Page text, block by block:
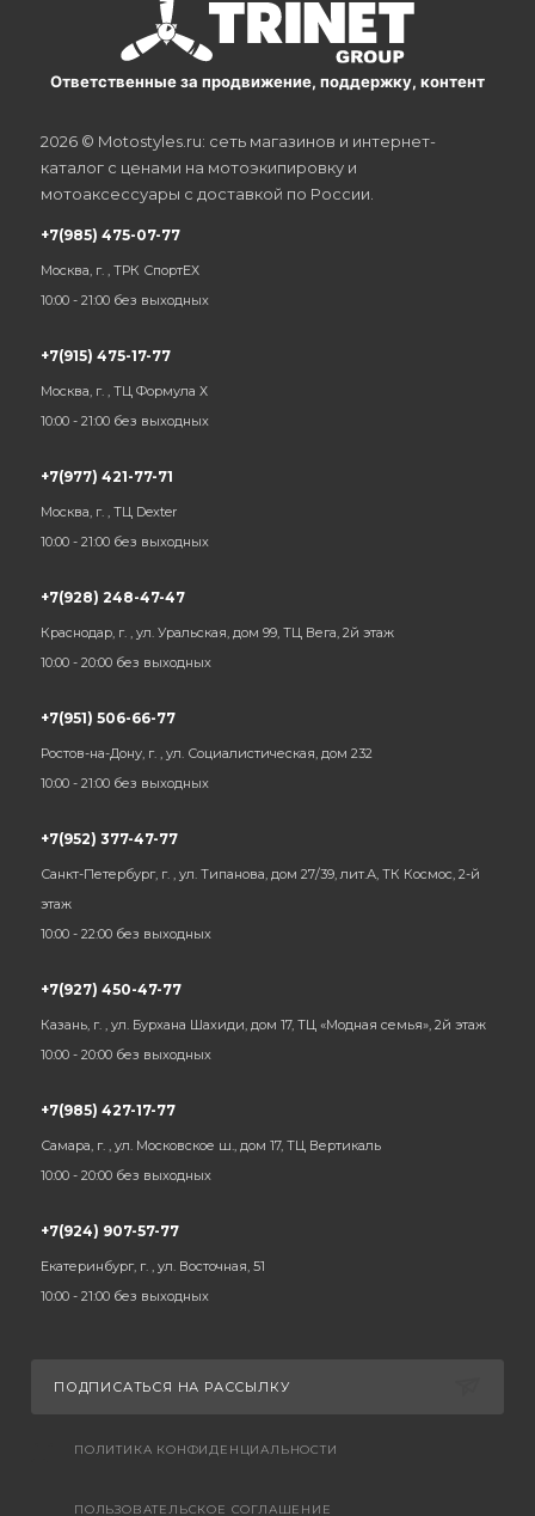
Ответственные за продвижение, поддержку, контент
2026 © Motostyles.ru: сеть магазинов и интернет-
каталог с ценами на мотоэкипировку и
мотоаксессуары с доставкой по России.
+7(985) 475-07-77
Москва, г. , ТРК СпортЕХ
10:00 - 21:00 без выходных
+7(915) 475-17-77
Москва, г. , ТЦ Формула Х
10:00 - 21:00 без выходных
+7(977) 421-77-71
Москва, г. , ТЦ Dexter
10:00 - 21:00 без выходных
+7(928) 248-47-47
Краснодар, г. , ул. Уральская, дом 99, ТЦ Вега, 2й этаж
10:00 - 20:00 без выходных
+7(951) 506-66-77
Ростов-на-Дону, г. , ул. Социалистическая, дом 232
10:00 - 21:00 без выходных
+7(952) 377-47-77
Санкт-Петербург, г. , ул. Типанова, дом 27/39, лит.А, ТК Космос, 2-й
этаж
10:00 - 22:00 без выходных
+7(927) 450-47-77
Казань, г. , ул. Бурхана Шахиди, дом 17, ТЦ «Модная семья», 2й этаж
10:00 - 20:00 без выходных
+7(985) 427-17-77
Самара, г. , ул. Московское ш., дом 17, ТЦ Вертикаль
10:00 - 20:00 без выходных
+7(924) 907-57-77
Екатеринбург, г. , ул. Восточная, 51
10:00 - 21:00 без выходных
ПОДПИСАТЬСЯ НА РАССЫЛКУ
ПОЛИТИКА КОНФИДЕНЦИАЛЬНОСТИ
ПОЛЬЗОВАТЕЛЬСКОЕ СОГЛАШЕНИЕ